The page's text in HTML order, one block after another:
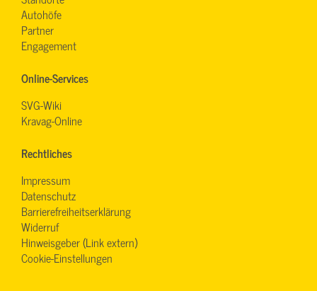
Autohöfe
Partner
Engagement
Online-Services
SVG-Wiki
Kravag-Online
Rechtliches
Impressum
Datenschutz
Barrierefreiheitserklärung
Widerruf
Hinweisgeber (Link extern)
Cookie-Einstellungen